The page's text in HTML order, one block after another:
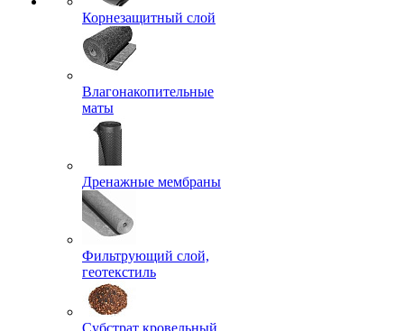
Корнезащитный слой
Влагонакопительные
маты
Дренажные мембраны
Фильтрующий слой,
геотекстиль
Субстрат кровельный